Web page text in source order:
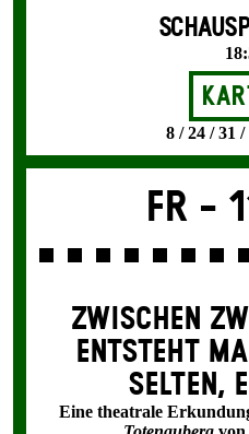
8 / 24 / 31
Fr -
ZWISCHEN
ENT­STEHT
SELTEN,
Eine theatrale